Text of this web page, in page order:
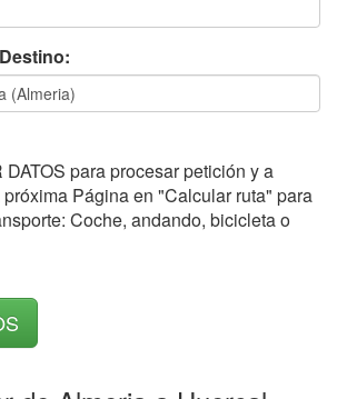
para procesar petición y a
Página en "Calcular ruta" para
Coche, andando, bicicleta o